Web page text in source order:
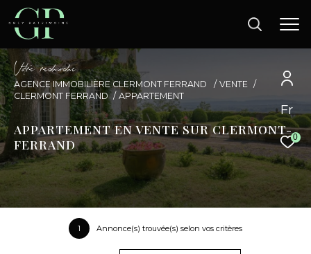
Fr
0
Vore recece
AGENCE IMMOBILIÈRE CLERMONT FERRAND
VENTE
CLERMONT FERRAND
APPARTEMENT
APPARTEMENT EN VENTE SUR CLERMONT-
FERRAND
1 Annonce(s) trouvée(s) selon vos critères